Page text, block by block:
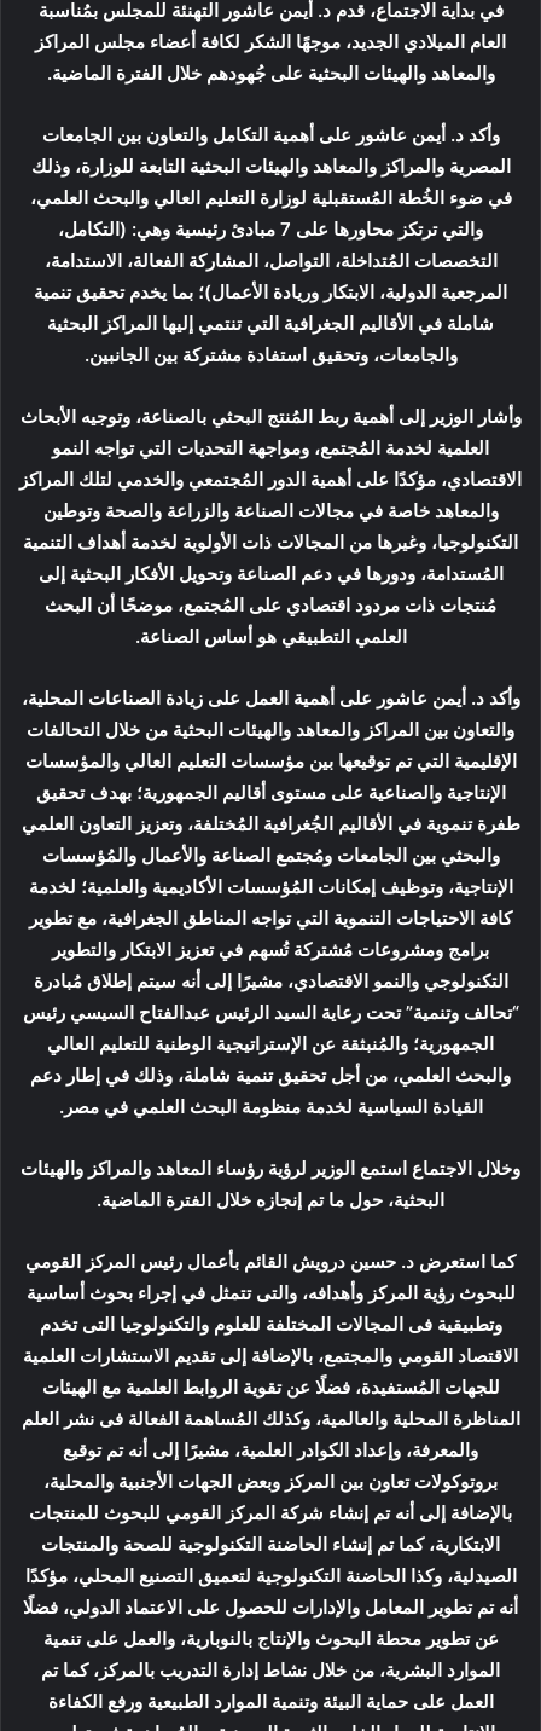
في بداية الاجتماع، قدم د. أيمن عاشور التهنئة للمجلس بمُناسبة
العام الميلادي الجديد، موجهًا الشكر لكافة أعضاء مجلس المراكز
والمعاهد والهيئات البحثية على جُهودهم خلال الفترة الماضية.
وأكد د. أيمن عاشور على أهمية التكامل والتعاون بين الجامعات
المصرية والمراكز والمعاهد والهيئات البحثية التابعة للوزارة، وذلك
في ضوء الخُطة المُستقبلية لوزارة التعليم العالي والبحث العلمي،
والتي ترتكز محاورها على 7 مبادئ رئيسية وهي: (التكامل،
التخصصات المُتداخلة، التواصل، المشاركة الفعالة، الاستدامة،
المرجعية الدولية، الابتكار وريادة الأعمال)؛ بما يخدم تحقيق تنمية
شاملة في الأقاليم الجغرافية التي تنتمي إليها المراكز البحثية
والجامعات، وتحقيق استفادة مشتركة بين الجانبين.
وأشار الوزير إلى أهمية ربط المُنتج البحثي بالصناعة، وتوجيه الأبحاث
العلمية لخدمة المُجتمع، ومواجهة التحديات التي تواجه النمو
الاقتصادي، مؤكدًا على أهمية الدور المُجتمعي والخدمي لتلك المراكز
والمعاهد خاصة في مجالات الصناعة والزراعة والصحة وتوطين
التكنولوجيا، وغيرها من المجالات ذات الأولوية لخدمة أهداف التنمية
المُستدامة، ودورها في دعم الصناعة وتحويل الأفكار البحثية إلى
مُنتجات ذات مردود اقتصادي على المُجتمع، موضحًا أن البحث
العلمي التطبيقي هو أساس الصناعة.
وأكد د. أيمن عاشور على أهمية العمل على زيادة الصناعات المحلية،
والتعاون بين المراكز والمعاهد والهيئات البحثية من خلال التحالفات
الإقليمية التي تم توقيعها بين مؤسسات التعليم العالي والمؤسسات
الإنتاجية والصناعية على مستوى أقاليم الجمهورية؛ بهدف تحقيق
طفرة تنموية في الأقاليم الجُغرافية المُختلفة، وتعزيز التعاون العلمي
والبحثي بين الجامعات ومُجتمع الصناعة والأعمال والمُؤسسات
الإنتاجية، وتوظيف إمكانات المُؤسسات الأكاديمية والعلمية؛ لخدمة
كافة الاحتياجات التنموية التي تواجه المناطق الجغرافية، مع تطوير
برامج ومشروعات مُشتركة تُسهم في تعزيز الابتكار والتطوير
التكنولوجي والنمو الاقتصادي، مشيرًا إلى أنه سيتم إطلاق مُبادرة
“تحالف وتنمية” تحت رعاية السيد الرئيس عبدالفتاح السيسي رئيس
الجمهورية؛ والمُنبثقة عن الإستراتيجية الوطنية للتعليم العالي
والبحث العلمي، من أجل تحقيق تنمية شاملة، وذلك في إطار دعم
القيادة السياسية لخدمة منظومة البحث العلمي في مصر.
وخلال الاجتماع استمع الوزير لرؤية رؤساء المعاهد والمراكز والهيئات
البحثية، حول ما تم إنجازه خلال الفترة الماضية.
كما استعرض د. حسين درويش القائم بأعمال رئيس المركز القومي
للبحوث رؤية المركز وأهدافه، والتى تتمثل في إجراء بحوث أساسية
وتطبيقية فى المجالات المختلفة للعلوم والتكنولوجيا التى تخدم
الاقتصاد القومي والمجتمع، بالإضافة إلى تقديم الاستشارات العلمية
للجهات المُستفيدة، فضلًا عن تقوية الروابط العلمية مع الهيئات
المناظرة المحلية والعالمية، وكذلك المُساهمة الفعالة فى نشر العلم
والمعرفة، وإعداد الكوادر العلمية، مشيرًا إلى أنه تم توقيع
بروتوكولات تعاون بين المركز وبعض الجهات الأجنبية والمحلية،
بالإضافة إلى أنه تم إنشاء شركة المركز القومي للبحوث للمنتجات
الابتكارية، كما تم إنشاء الحاضنة التكنولوجية للصحة والمنتجات
الصيدلية، وكذا الحاضنة التكنولوجية لتعميق التصنيع المحلي، مؤكدًا
أنه تم تطوير المعامل والإدارات للحصول على الاعتماد الدولي، فضلًا
عن تطوير محطة البحوث والإنتاج بالنوبارية، والعمل على تنمية
الموارد البشرية، من خلال نشاط إدارة التدريب بالمركز، كما تم
العمل على حماية البيئة وتنمية الموارد الطبيعية ورفع الكفاءة